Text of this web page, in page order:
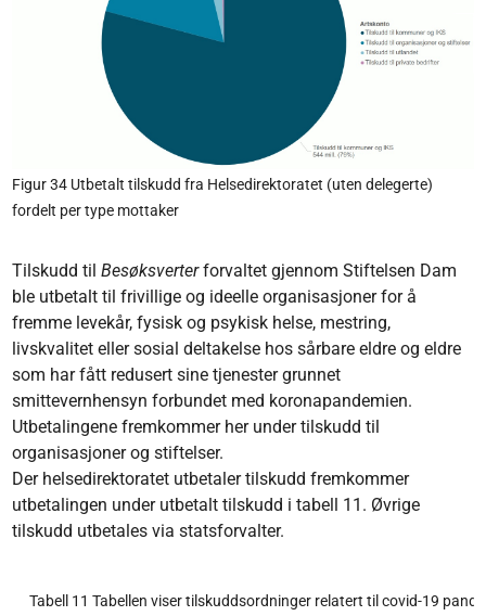
Figur 34 Utbetalt tilskudd fra Helsedirektoratet (uten delegerte)
fordelt per type mottaker
Tilskudd tilBesøksverterforvaltet gjennom Stiftelsen Dam
ble utbetalt til frivillige og ideelle organisasjoner for å
fremme levekår, fysisk og psykisk helse, mestring,
livskvalitet eller sosial deltakelse hos sårbare eldre og eldre
som har fått redusert sine tjenester grunnet
smittevernhensyn forbundet med koronapandemien.
Utbetalingene fremkommer her under tilskudd til
organisasjoner og stiftelser.
Der helsedirektoratet utbetaler tilskudd fremkommer
utbetalingen under utbetalt tilskudd i tabell 11. Øvrige
tilskudd utbetales via statsforvalter.
Tabell 11 Tabellen viser tilskuddsordninger relatert til covid-19